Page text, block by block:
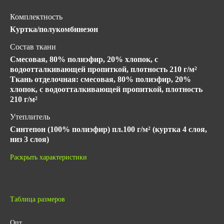
Комплектность
Куртка/полукомбинезон
Состав ткани
Смесовая, 80% полиэфир, 20% хлопок, с
водоотталкивающей пропиткой, плотность 210 г/м²
Ткань отделочная: смесовая, 80% полиэфир, 20%
хлопок, с водоотталкивающей пропиткой, плотность
210 г/м²
Утеплитель
Синтепон (100% полиэфир) пл.100 г/м² (куртка 4 слоя,
низ 3 слоя)
Подкладка
III
Раскрыть характеристики
Таблица размеров